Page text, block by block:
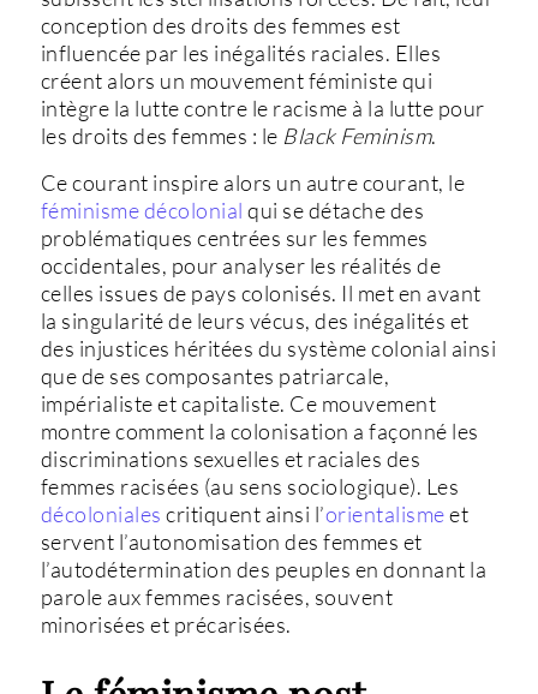
conception des droits des femmes est
influencée par les inégalités raciales. Elles
créent alors un mouvement féministe qui
intègre la lutte contre le racisme à la lutte pour
les droits des femmes : le Black Feminism.
Ce courant inspire alors un autre courant, le
féminisme décolonial qui se détache des
problématiques centrées sur les femmes
occidentales, pour analyser les réalités de
celles issues de pays colonisés. Il met en avant
la singularité de leurs vécus, des inégalités et
des injustices héritées du système colonial ainsi
que de ses composantes patriarcale,
impérialiste et capitaliste. Ce mouvement
montre comment la colonisation a façonné les
discriminations sexuelles et raciales des
femmes racisées (au sens sociologique). Les
décoloniales critiquent ainsi l’orientalismeet
servent l’autonomisation des femmes et
l’autodétermination des peuples en donnant la
parole aux femmes racisées, souvent
minorisées et précarisées.